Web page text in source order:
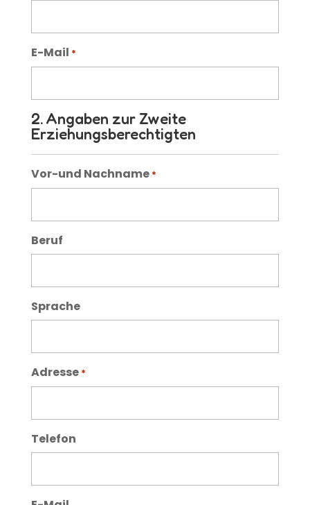
E-Mail *
2. Angaben zur Zweite
Erziehungsberechtigten
Vor-und Nachname *
Beruf
Sprache
Adresse *
Telefon